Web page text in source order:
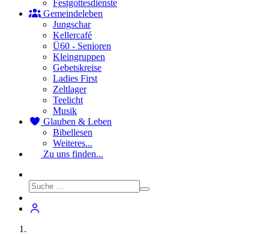
Festgottesdienste
Gemeindeleben
Jungschar
Kellercafé
Ü60 - Senioren
Kleingruppen
Gebetskreise
Ladies First
Zeltlager
Teelicht
Musik
Glauben & Leben
Bibellesen
Weiteres...
Zu uns finden...